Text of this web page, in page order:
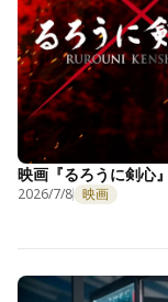
映画『るろうに剣心
2026/7/8 映画